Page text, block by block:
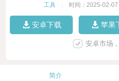
工具 时间：2025-02-07
安卓下载 苹果
安卓市场
简介